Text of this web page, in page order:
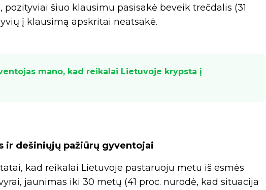
šiuo klausimu pasisakė beveik trečdalis (31
į klausimą apskritai neatsakė.
mano, kad reikalai Lietuvoje krypsta į
ir dešiniųjų pažiūrų gyventojai
kad reikalai Lietuvoje pastaruoju metu iš esmės
jaunimas iki 30 metų (41 proc. nurodė, kad situacija